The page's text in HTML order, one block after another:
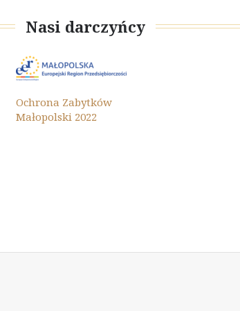
Nasi darczyńcy
Ochrona Zabytków
Małopolski 2022